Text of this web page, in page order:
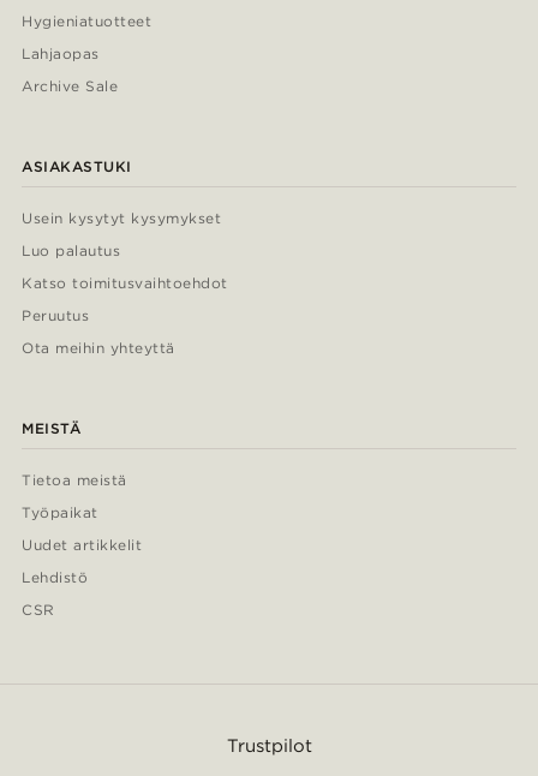
Hygieniatuotteet
Lahjaopas
Archive Sale
ASIAKASTUKI
Usein kysytyt kysymykset
Luo palautus
Katso toimitusvaihtoehdot
Peruutus
Ota meihin yhteyttä
MEISTÄ
Tietoa meistä
Työpaikat
Uudet artikkelit
Lehdistö
CSR
Trustpilot